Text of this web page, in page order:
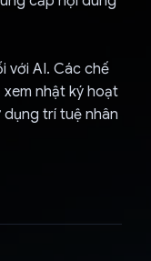
với AI. Các chế
nhật ký hoạt
trí tuệ nhân